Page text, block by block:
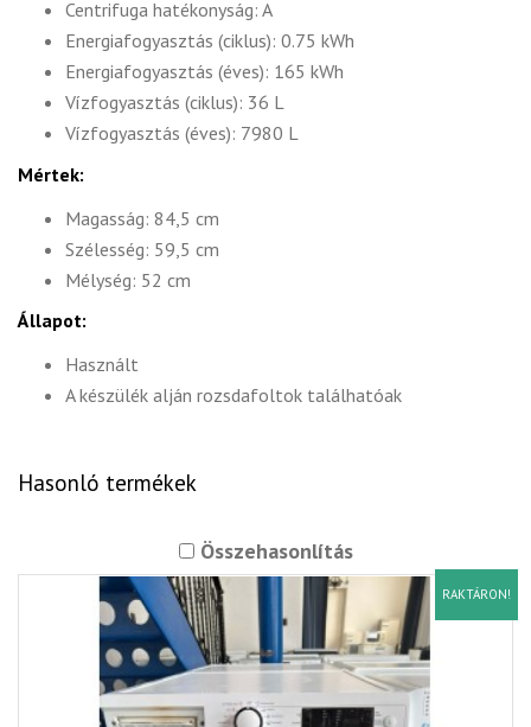
Centrifuga hatékonyság: A
Energiafogyasztás (ciklus): 0.75 kWh
Energiafogyasztás (éves): 165 kWh
Vízfogyasztás (ciklus): 36 L
Vízfogyasztás (éves): 7980 L
Mértek:
Magasság: 84,5 cm
Szélesség: 59,5 cm
Mélység: 52 cm
Állapot:
Használt
A készülék alján rozsdafoltok találhatóak
Hasonló termékek
Összehasonlítás
RAKTÁRON!